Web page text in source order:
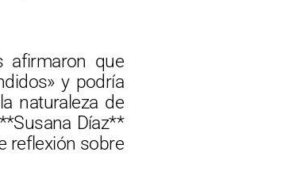
afirmaron que
y podría
naturaleza de
Díaz**
reflexión sobre